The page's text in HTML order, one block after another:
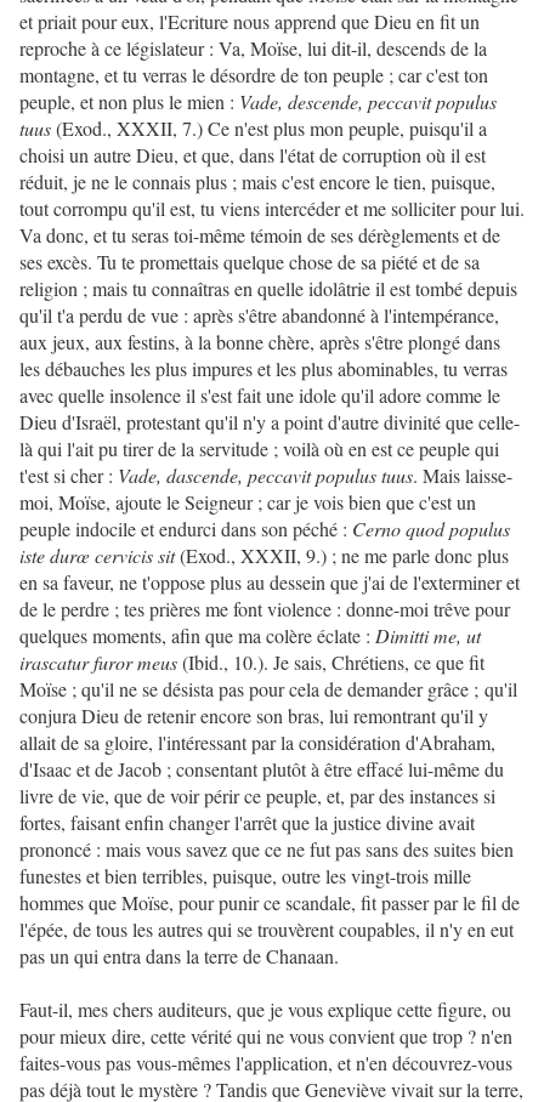
et priait pour eux, l'Ecriture nous apprend que Dieu en fit un
reproche à ce législateur : Va, Moïse, lui dit-il, descends de la
montagne, et tu verras le désordre de ton peuple ; car c'est ton
peuple, et non plus le mien : Vade, descende, peccavit populus
tuus(Exod., XXXII, 7.) Ce n'est plus mon peuple, puisqu'il a
choisi un autre Dieu, et que, dans l'état de corruption où il est
réduit, je ne le connais plus ; mais c'est encore le tien, puisque,
tout corrompu qu'il est, tu viens intercéder et me solliciter pour lui.
Va donc, et tu seras toi-même témoin de ses dérèglements et de
ses excès. Tu te promettais quelque chose de sa piété et de sa
religion ; mais tu connaîtras en quelle idolâtrie il est tombé depuis
qu'il t'a perdu de vue : après s'être abandonné à l'intempérance,
aux jeux, aux festins, à la bonne chère, après s'être plongé dans
les débauches les plus impures et les plus abominables, tu verras
avec quelle insolence il s'est fait une idole qu'il adore comme le
Dieu d'Israël, protestant qu'il n'y a point d'autre divinité que celle-
là qui l'ait pu tirer de la servitude ; voilà où en est ce peuple qui
t'est si cher : Vade, dascende, peccavit populus tuus. Mais laisse-
moi, Moïse, ajoute le Seigneur ; car je vois bien que c'est un
peuple indocile et endurci dans son péché : Cerno quod populus
iste durœ cervicis sit(Exod., XXXII, 9.) ; ne me parle donc plus
en sa faveur, ne t'oppose plus au dessein que j'ai de l'exterminer et
de le perdre ; tes prières me font violence : donne-moi trêve pour
quelques moments, afin que ma colère éclate : Dimitti me, ut
irascatur furor meus(Ibid., 10.). Je sais, Chrétiens, ce que fit
Moïse ; qu'il ne se désista pas pour cela de demander grâce ; qu'il
conjura Dieu de retenir encore son bras, lui remontrant qu'il y
allait de sa gloire, l'intéressant par la considération d'Abraham,
d'Isaac et de Jacob ; consentant plutôt à être effacé lui-même du
livre de vie, que de voir périr ce peuple, et, par des instances si
fortes, faisant enfin changer l'arrêt que la justice divine avait
prononcé : mais vous savez que ce ne fut pas sans des suites bien
funestes et bien terribles, puisque, outre les vingt-trois mille
hommes que Moïse, pour punir ce scandale, fit passer par le fil de
l'épée, de tous les autres qui se trouvèrent coupables, il n'y en eut
pas un qui entra dans la terre de Chanaan.
Faut-il, mes chers auditeurs, que je vous explique cette figure, ou
pour mieux dire, cette vérité qui ne vous convient que trop ? n'en
faites-vous pas vous-mêmes l'application, et n'en découvrez-vous
pas déjà tout le mystère ? Tandis que Geneviève vivait sur la terre,